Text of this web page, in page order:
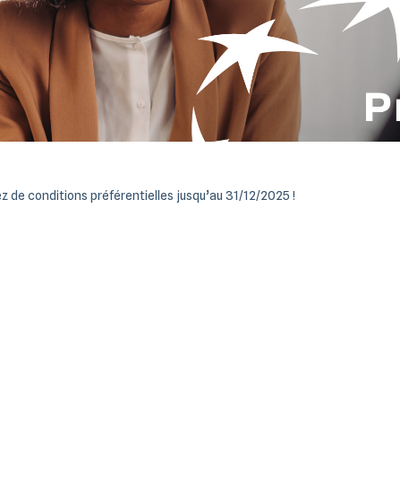
conditions préférentielles jusqu’au 31/12/2025 !